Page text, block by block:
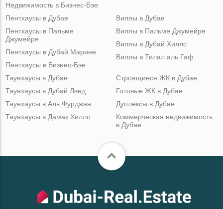
Недвижимость в Бизнес-Бэе
Пентхаусы в Дубае
Пентхаусы в Пальме
Джумейре
Пентхаусы в Дубай Марине
Пентхаусы в Бизнес-Бэе
Виллы в Дубае
Виллы в Пальме Джумейре
Виллы в Дубай Хиллс
Виллы в Тилал аль Гаф
Таунхаусы в Дубае
Таунхаусы в Дубай Лэнд
Таунхаусы в Аль Фурджан
Таунхаусы в Дамак Хиллс
Строящиеся ЖК в Дубае
Готовые ЖК в Дубае
Дуплексы в Дубае
Коммерческая недвижимость
в Дубае